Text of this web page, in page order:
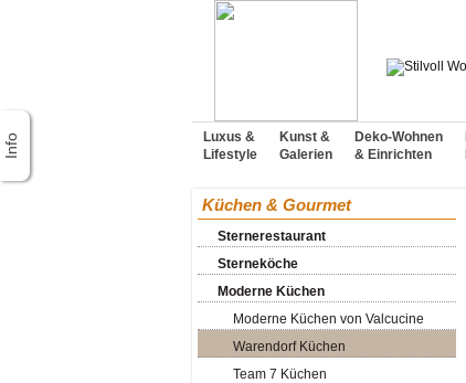
Luxus &
Lifestyle
Kunst &
Galerien
Deko-Wohnen
& Einrichten
Küchen & Gourmet
Sternerestaurant
Sterneköche
Moderne Küchen
Moderne Küchen von Valcucine
Warendorf Küchen
Team 7 Küchen